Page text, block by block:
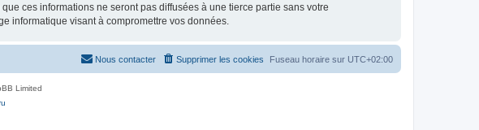
ces informations ne seront pas diffusées à une tierce partie sans votre
informatique visant à compromettre vos données.
Fuseau horaire sur UTC+02:00
Supprimer les cookies
Nous contacter
Limited